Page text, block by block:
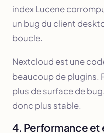
index Lucene
un bug du client
boucle.
Nextcloud est une
beaucoup de plugins.
plus de surface de
donc plus stable.
4. Performance